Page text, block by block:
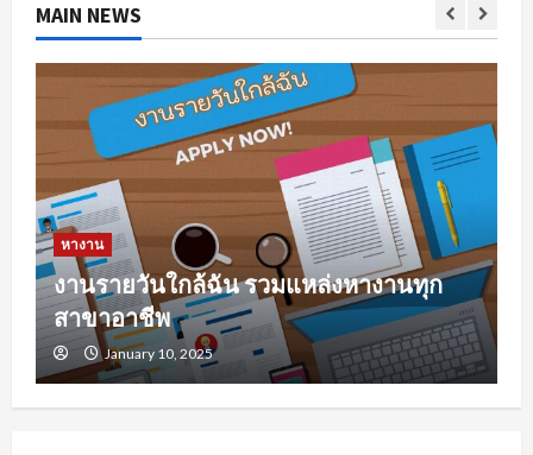
MAIN NEWS
หางาน
งานรายวันใกล้ฉัน รวมแหล่งหางานทุก
สาขาอาชีพ
January 10, 2025